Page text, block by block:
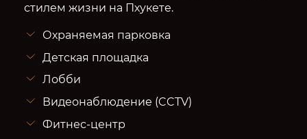
стилем жизни на Пхукете.
Охраняемая парковка
Детская площадка
Лобби
Видеонаблюдение (CCTV)
Фитнес-центр